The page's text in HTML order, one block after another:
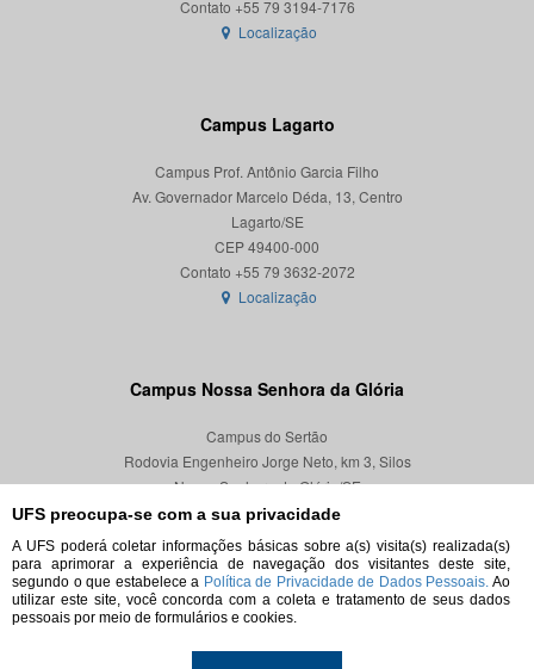
UFS preocupa-se com a sua privacidade
A UFS poderá coletar informações básicas sobre a(s) visita(s) realizada(s)
para aprimorar a experiência de navegação dos visitantes deste site,
segundo o que estabelece a Política de Privacidade de Dados Pessoais. Ao
utilizar este site, você concorda com a coleta e tratamento de seus dados
pessoais por meio de formulários e cookies.
Localização
Campus Lagarto
Campus Prof. Antônio Garcia Filho
Av. Governador Marcelo Déda, 13, Centro
Lagarto/SE
CEP 49400-000
Localização
Campus Nossa Senhora da Glória
Campus do Sertão
Rodovia Engenheiro Jorge Neto, km 3, Silos
Nossa Senhora da Glória/SE
CEP 49680-000
Localização